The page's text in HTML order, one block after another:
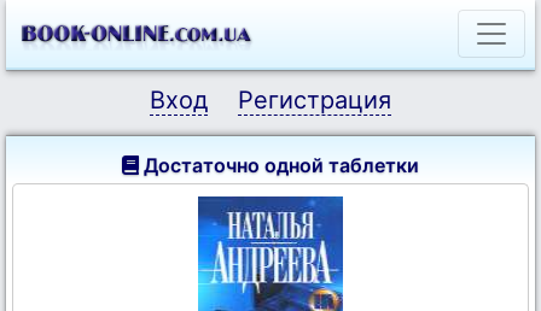
Вход Регистрация
Достаточно одной таблетки